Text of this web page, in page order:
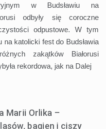
w Budsławiu na
odbyły się coroczne
odpustowe. W tym
na katolicki fest do Budsławia
zakątków Białorusi
rekordowa, jak na Dalej
Marii Orlika –
bagien i ciszy